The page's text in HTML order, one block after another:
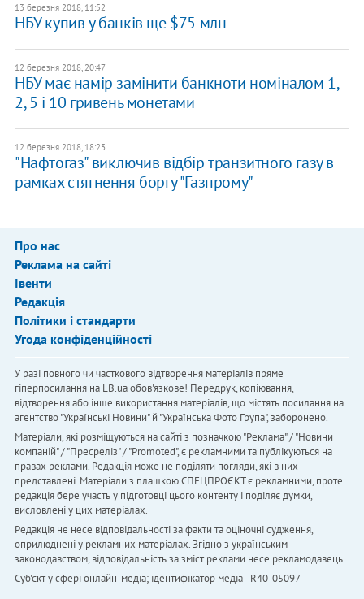
13 березня 2018, 11:52
НБУ купив у банків ще $75 млн
12 березня 2018, 20:47
НБУ має намір замінити банкноти номіналом 1,
2, 5 і 10 гривень монетами
12 березня 2018, 18:23
"Нафтогаз" виключив відбір транзитного газу в
рамках стягнення боргу "Газпрому"
Про нас
Реклама на сайті
Івенти
Редакція
Політики і стандарти
Угода конфіденційності
У разі повного чи часткового відтворення матеріалів пряме
гіперпосилання на LB.ua обов'язкове! Передрук, копіювання,
відтворення або інше використання матеріалів, що містять посилання на
агентство "Українськi Новини" й "Українська Фото Група", заборонено.
Матеріали, які розміщуються на сайті з позначкою "Реклама" / "Новини
компаній" / "Пресреліз" / "Promoted", є рекламними та публікуються на
правах реклами. Редакція може не поділяти погляди, які в них
представлені. Матеріали з плашкою СПЕЦПРОЄКТ є рекламними, проте
редакція бере участь у підготовці цього контенту і поділяє думки,
висловлені у цих матеріалах.
Редакція не несе відповідальності за факти та оціночні судження,
оприлюднені у рекламних матеріалах. Згідно з українським
законодавством, відповідальність за зміст реклами несе рекламодавець.
Cуб'єкт у сфері онлайн-медіа; ідентифікатор медіа - R40-05097